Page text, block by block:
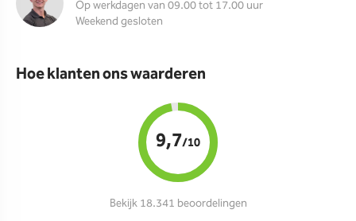
Op werkdagen van 09.00 tot 17.00 uur
Weekend gesloten
Hoe klanten ons waarderen
9,7/10
Bekijk 18.341 beoordelingen